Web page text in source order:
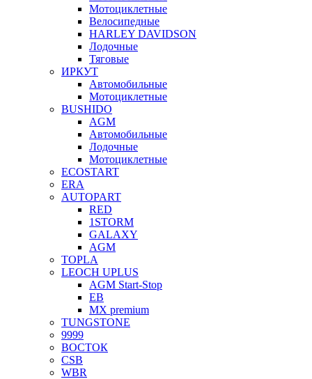
Мотоциклетные
Велосипедные
HARLEY DAVIDSON
Лодочные
Тяговые
ИРКУТ
Автомобильные
Мотоциклетные
BUSHIDO
AGM
Автомобильные
Лодочные
Мотоциклетные
ECOSTART
ERA
AUTOPART
RED
1STORM
GALAXY
AGM
TOPLA
LEOCH UPLUS
AGM Start-Stop
EB
MX premium
TUNGSTONE
9999
ВОСТОК
CSB
WBR